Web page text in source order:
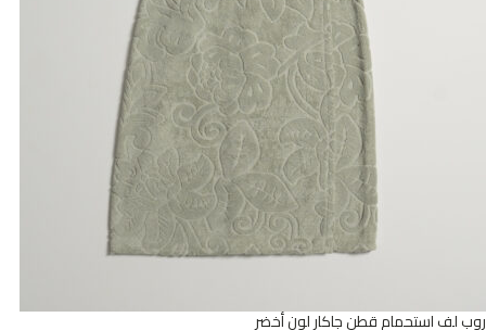
روب لف استحمام قطن جاكار لون أخضر